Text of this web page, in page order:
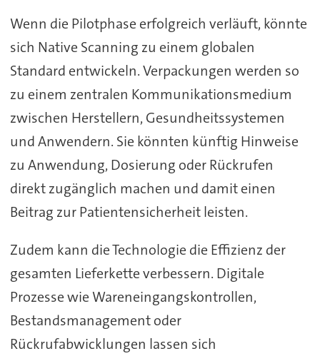
Wenn die Pilotphase erfolgreich verläuft, könnte
sich Native Scanning zu einem globalen
Standard entwickeln. Verpackungen werden so
zu einem zentralen Kommunikationsmedium
zwischen Herstellern, Gesundheitssystemen
und Anwendern. Sie könnten künftig Hinweise
zu Anwendung, Dosierung oder Rückrufen
direkt zugänglich machen und damit einen
Beitrag zur Patientensicherheit leisten.
Zudem kann die Technologie die Effizienz der
gesamten Lieferkette verbessern. Digitale
Prozesse wie Wareneingangskontrollen,
Bestandsmanagement oder
Rückrufabwicklungen lassen sich